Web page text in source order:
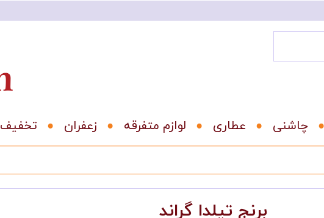
عطاری لوازم متفرقه زعفران % تخفیف
برنج تیلدا گراند